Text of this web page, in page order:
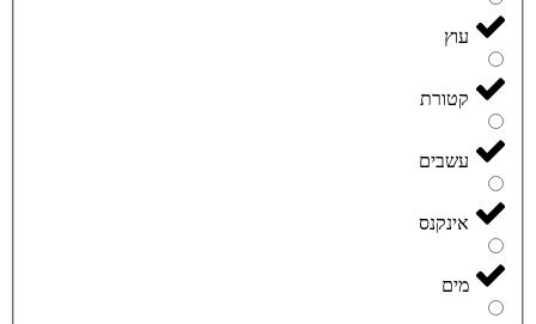
עוץ
קטורת
עשבים
אינקנס
מים